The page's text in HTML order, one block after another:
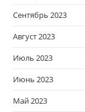
Сентябрь 2023
Август 2023
Июль 2023
Июнь 2023
Май 2023